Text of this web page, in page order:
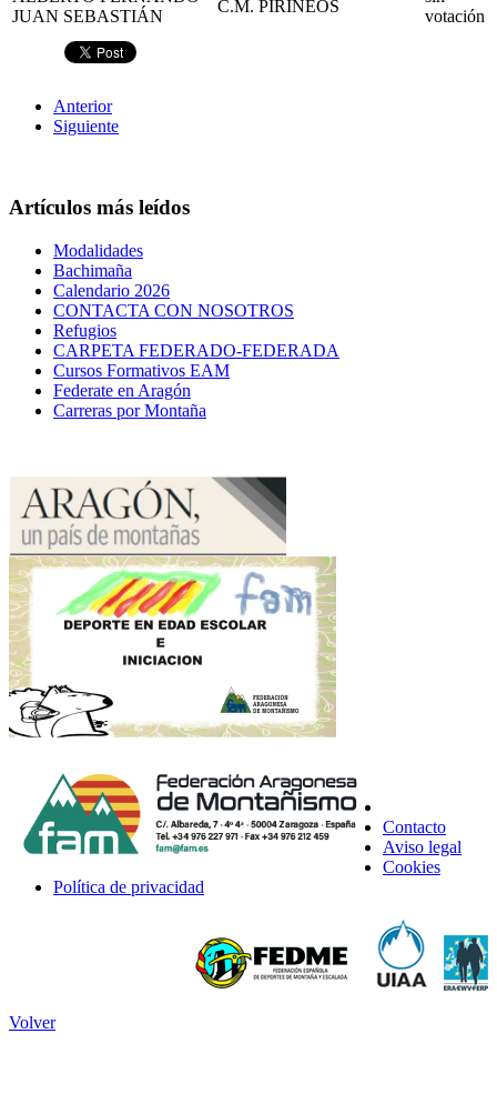
JUAN SEBASTIÁN
C.M. PIRINEOS
votación
Anterior
Siguiente
Artículos más leídos
Modalidades
Bachimaña
Calendario 2026
CONTACTA CON NOSOTROS
Refugios
CARPETA FEDERADO-FEDERADA
Cursos Formativos EAM
Federate en Aragón
Carreras por Montaña
Contacto
Aviso legal
Cookies
Política de privacidad
Volver